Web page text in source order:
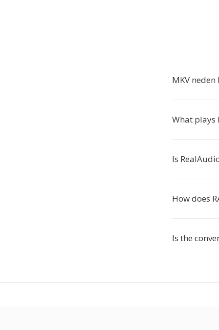
MKV neden
What plays
Is
How does
Is the